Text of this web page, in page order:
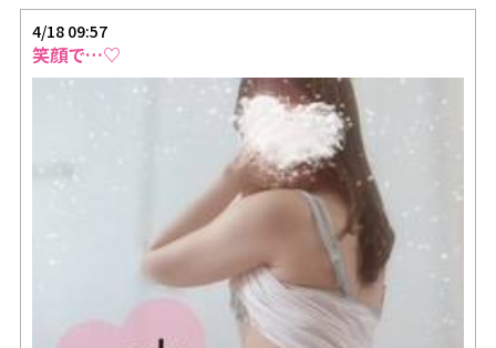
4/18 09:57
笑顔で…♡